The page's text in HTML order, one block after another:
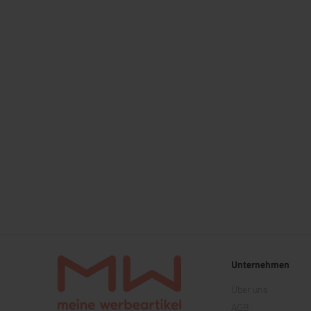
Unternehmen